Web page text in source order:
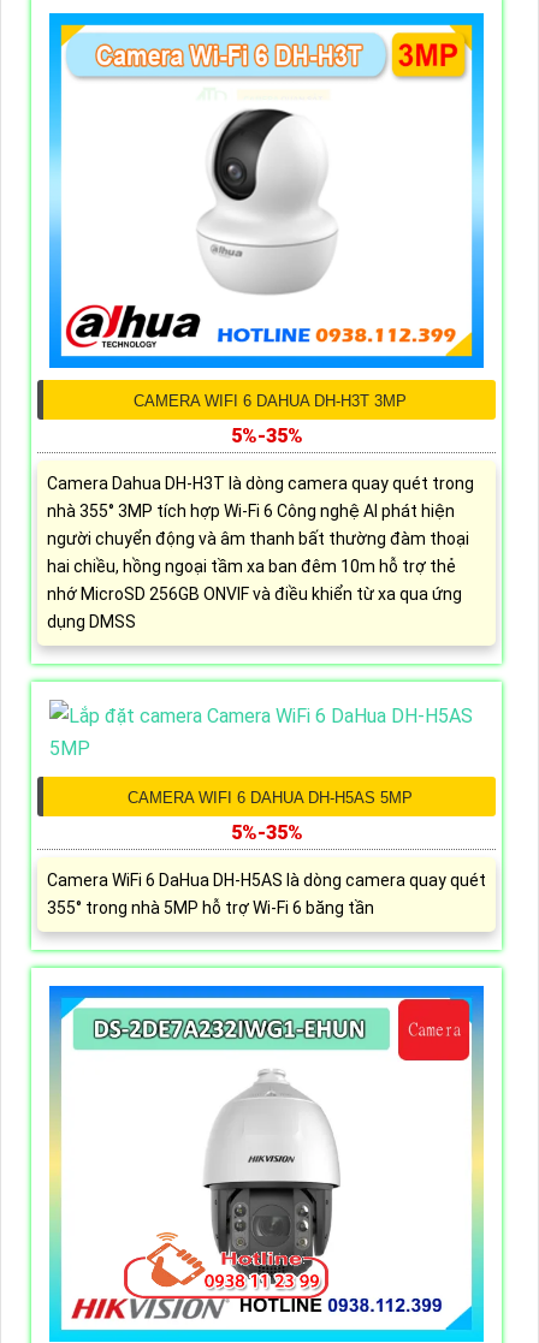
CAMERA WIFI 6 DAHUA DH-H3T 3MP
5%-35%
Camera Dahua DH-H3T là dòng camera quay quét trong
nhà 355° 3MP tích hợp Wi-Fi 6 Công nghệ AI phát hiện
người chuyển động và âm thanh bất thường đàm thoại
hai chiều, hồng ngoại tầm xa ban đêm 10m hỗ trợ thẻ
nhớ MicroSD 256GB ONVIF và điều khiển từ xa qua ứng
dụng DMSS
CAMERA WIFI 6 DAHUA DH-H5AS 5MP
5%-35%
Camera WiFi 6 DaHua DH-H5AS là dòng camera quay quét
355° trong nhà 5MP hỗ trợ Wi-Fi 6 băng tần